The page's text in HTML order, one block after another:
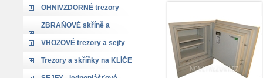
OHNIVZDORNÉ trezory
ZBRAŇOVÉ skříně a
trezory
VHOZOVÉ trezory a sejfy
Trezory a skříňky na KLÍČE